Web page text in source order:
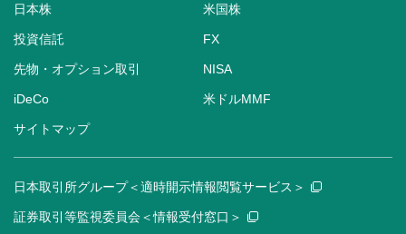
日本株 米国株
投資信託 FX
先物・オプション取引 NISA
iDeCo 米ドルMMF
サイトマップ
日本取引所グループ＜適時開示情報閲覧サービス＞
証券取引等監視委員会＜情報受付窓口＞